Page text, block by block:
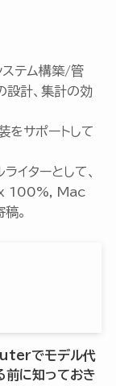
ステム構築/管
設計、集計の効
をサポートして
ターとして、
100%, Mac
。
でモデル代
前に知っておき